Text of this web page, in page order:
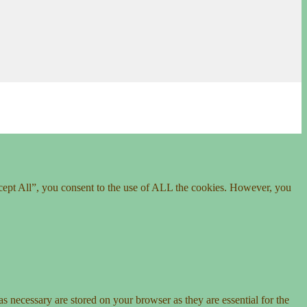
All”, you consent to the use of ALL the cookies. However, you
are stored on your browser as they are essential for the